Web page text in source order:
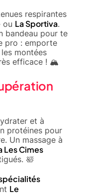
respirantes
ou La Sportiva.
bandeau pour te
pro : emporte
montées
efficace ! 🏔️
et à
protéines pour
Un massage à
Cimes
🛀
Le